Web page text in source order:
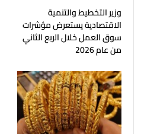
وزير التخطيط والتنمية
الاقتصادية يستعرض مؤشرات
سوق العمل خلال الربع الثاني
من عام 2026